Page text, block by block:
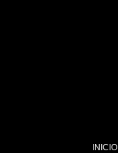
INICIO